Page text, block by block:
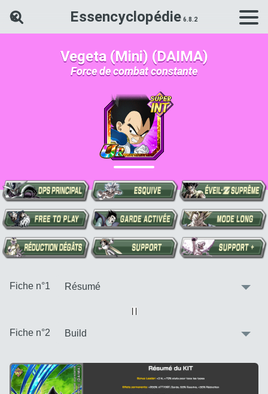
Essencyclopédie
Rechercher une carte Dokkan
Vegeta (Mini) (DAIMA)
Force de combat constante
Fiche n°1
Vue alternative
| |
Fiche n°2